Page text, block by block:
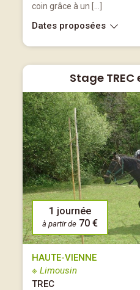
coin grâce à un […]
Dates proposées
Stage
1 journée
à partir de 70 €
HAUTE-VIENNE
※ Limousin
TREC